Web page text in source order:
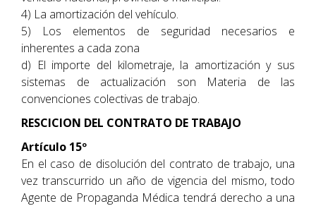
4) La amortización del vehículo.
5) Los elementos de seguridad necesarios e
inherentes a cada zona
d) El importe del kilometraje, la amortización y sus
sistemas de actualización son Materia de las
convenciones colectivas de trabajo.
RESCICION DEL CONTRATO DE TRABAJO
Artículo 15º
En el caso de disolución del contrato de trabajo, una
vez transcurrido un año de vigencia del mismo, todo
Agente de Propaganda Médica tendrá derecho a una